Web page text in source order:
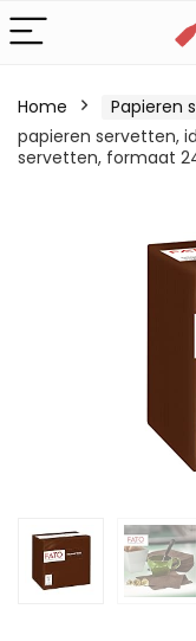
Home Papieren
papieren servetten,
servetten, formaat